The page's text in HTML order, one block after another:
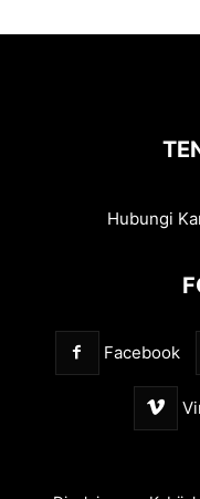
Hubungi
Facebook